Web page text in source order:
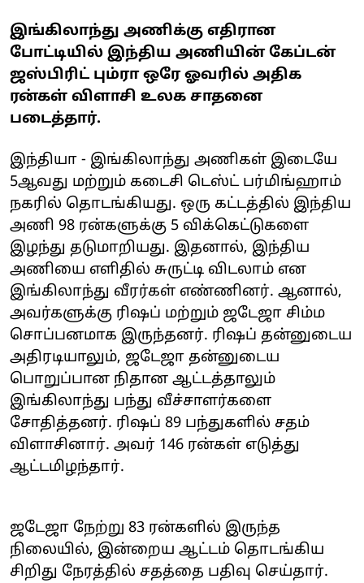
இங்கிலாந்து அணிக்கு எதிரான
போட்டியில் இந்திய அணியின் கேப்டன்
ஜஸ்பிரிட் பும்ரா ஒரே ஓவரில் அதிக
ரன்கள் விளாசி உலக சாதனை
படைத்தார்.
இந்தியா - இங்கிலாந்து அணிகள் இடையே
5ஆவது மற்றும் கடைசி டெஸ்ட் பர்மிங்ஹாம்
நகரில் தொடங்கியது. ஒரு கட்டத்தில் இந்திய
அணி 98 ரன்களுக்கு 5 விக்கெட்டுகளை
இழந்து தடுமாறியது. இதனால், இந்திய
அணியை எளிதில் சுருட்டி விடலாம் என
இங்கிலாந்து வீரர்கள் எண்ணினர். ஆனால்,
அவர்களுக்கு ரிஷப் மற்றும் ஜடேஜா சிம்ம
சொப்பனமாக இருந்தனர். ரிஷப் தன்னுடைய
அதிரடியாலும், ஜடேஜா தன்னுடைய
பொறுப்பான நிதான ஆட்டத்தாலும்
இங்கிலாந்து பந்து வீச்சாளர்களை
சோதித்தனர். ரிஷப் 89 பந்துகளில் சதம்
விளாசினார். அவர் 146 ரன்கள் எடுத்து
ஆட்டமிழந்தார்.
ஜடேஜா நேற்று 83 ரன்களில் இருந்த
நிலையில், இன்றைய ஆட்டம் தொடங்கிய
சிறிது நேரத்தில் சதத்தை பதிவு செய்தார்.